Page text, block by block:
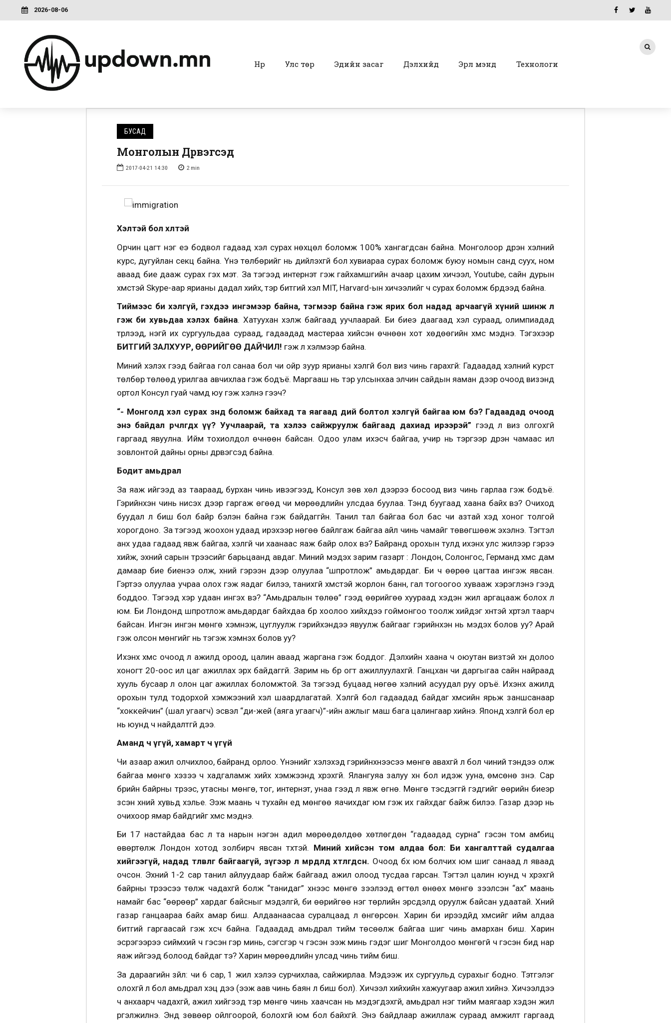
2026-08-06
Нүүр Улс төр Эдийн засаг Дэлхийд Эрүүл мэнд Технологи
БУСАД
Монголын Дүрвэгсэд
2017-04-21 14:30 2 min
Хэлтэй бол хөлтэй
Орчин цагт нэг үеэ бодвол гадаад хэл сурах нөхцөл боломж 100% хангагдсан байна. Монголоор дүүрэн хэлний
курс, дугуйлан секц байна. Үнэ төлбөрийг нь дийлэхгүй бол хувиараа сурах боломж буюу номын санд суух, ном
аваад бие дааж сурах гэх мэт. За тэгээд интернэт гэж гайхамшгийн ачаар цахим хичээл, Youtube, сайн дурын
хүмүүстэй Skype-аар ярианы дадал хийх, тэр битгий хэл MIT, Harvard-ын хичээлийг ч сурах боломж бүрдээд байна.
Тиймээс би хэлгүй, гэхдээ ингэмээр байна, тэгмээр байна гэж ярих бол надад арчаагүй хүний шинж л
гэж би хувьдаа хэлэх байна. Хатуухан хэлж байгаад уучлаарай. Би биеэ даагаад хэл сураад, олимпиадад
түрүүлээд, үнэгүй их сургуульдаа сураад, гадаадад мастераа хийсэн өчнөөн хот хөдөөгийн хүмүүс мэднэ. Тэгэхээр
БИТГИЙ ЗАЛХУУР, ӨӨРИЙГӨӨ ДАЙЧИЛ! гэж л хэлмээр байна.
Миний хэлэх гээд байгаа гол санаа бол чи ойр зуур ярианы хэлгүй бол виз чинь гарахгүй: Гадаадад хэлний курст
төлбөр төлөөд урилгаа авчихлаа гэж бодъё. Маргааш нь тэр улсынхаа элчин сайдын яаман дээр очоод визэнд
ортол Консул гуай чамд юу гэж хэлнэ гээч?
“- Монголд хэл сурах зөндөө боломж байхад та яагаад өдий болтол хэлгүй байгаа юм бэ? Гадаадад очоод
энэ байдал өөрчлөгдөх үү? Уучлаарай, та хэлээ сайжруулж байгаад дахиад ирээрэй” гээд л виз олгохгүй
гаргаад явуулна. Ийм тохиолдол өчнөөн байсан. Одоо улам ихэсч байгаа, учир нь тэрүүгээр дүүрэн чамаас илүү
зовлонтой дайны орны дүрвэгсэд байна.
Бодит амьдрал
За яаж ийгээд аз таараад, бурхан чинь ивээгээд, Консул зөв хөл дээрээ босоод виз чинь гарлаа гэж бодъё.
Гэрийнхэн чинь нисэх дээр гаргаж өгөөд чи мөрөөдлийн улсдаа буулаа. Тэнд буугаад хаана байх вэ? Очиход
буудал л биш бол байр бэлэн байна гэж байдаггүйн. Танил тал байгаа бол бас чи азтай хэд хоног толгой
хорогдоно. За тэгээд жоохон удаад ирэхээр нөгөө байлгаж байгаа айл чинь чамайг төвөгшөөж эхэлнэ. Тэгтэл
анх удаа гадаад явж байгаа, хэлгүй чи хаанаас яаж байр олох вэ? Байранд орохын тулд ихэнх улс жилээр гэрээ
хийж, эхний сарын түрээсийг барьцаанд авдаг. Миний мэдэх зарим газарт : Лондон, Солонгос, Германд хүмүүс дам
дамаар бие биенээ олж, хүний гэрээн дээр олуулаа “шпротлож” амьдардаг. Би ч өөрөө цагтаа ингэж явсан.
Гэртээ олуулаа учраа олох гэж яадаг билээ, танихгүй хүмүүстэй жорлон банн, гал тогоогоо хувааж хэрэглэнэ гээд
боддоо. Тэгээд хэр удаан ингэх вэ? “Амьдралын төлөө” гээд өөрийгөө хуураад хэдэн жил аргацааж болох л
юм. Би Лондонд шпротлож амьдардаг байхдаа бүр хоолоо хийхдээ гоймонгоо тоолж хийдэг хүнтэй хүртэл таарч
байсан. Ингэн ингэн мөнгө хэмнэж, цуглуулж гэрийхэндээ явуулж байгааг гэрийнхэн нь мэдэх болов уу? Арай
гэж олсон мөнгийг нь тэгэж хэмнэх болов уу?
Ихэнх хүмүүс очоод л ажилд ороод, цалин аваад жаргана гэж боддог. Дэлхийн хаана ч оюутан визтэй хүн долоо
хоногт 20-оос илүү цаг ажиллах эрх байдаггүй. Зарим нь бүр огт ажиллуулахгүй. Ганцхан чи даргыгаа сайн найраад
хууль бусаар л олон цаг ажиллах боломжтой. За тэгээд буцаад нөгөө хэлний асуудал руу оръё. Ихэнх ажилд
орохын тулд тодорхой хэмжээний хэл шаардлагатай. Хэлгүй бол гадаадад байдаг хүмүүсийн ярьж заншсанаар
“хоккейчин” (шал угаагч) эсвэл “ди-жей (аяга угаагч)”-ийн ажлыг маш бага цалингаар хийнэ. Японд хэлгүй бол ер
нь юунд ч найдалтгүй дээ.
Аманд ч үгүй, хамарт ч үгүй
Чи азаар ажил олчихлоо, байранд орлоо. Үнэнийг хэлэхэд гэрийнхнээсээ мөнгө авахгүй л бол чиний тэндээ олж
байгаа мөнгө хэзээ ч хадгаламж хийх хэмжээнд хүрэхгүй. Ялангуяа залуу хүн бол идэж ууна, өмсөнө зүүнэ. Сар
бүрийн байрны түрээс, утасны мөнгө, тог, интернэт, унаа гээд л явж өгнө. Мөнгө тэсдэггүй гэдгийг өөрийн биеэр
үзсэн хүний хувьд хэлье. Ээж маань ч тухайн үед мөнгөө яачихдаг юм гэж их гайхдаг байж билээ. Газар дээр нь
очихоор ямар байдгийг хүмүүс мэднэ.
Би 17 настайдаа бас л та нарын нэгэн адил мөрөөдөлдөө хөтлөгдөн “гадаадад сурна” гэсэн том амбиц
өвөртөлж Лондон хотод золбирч явсан түүхтэй. Миний хийсэн том алдаа бол: Би хангалттай судалгаа
хийгээгүй, надад төлөвлөгөө байгаагүй, зүгээр л мөрөөдөлдөө хөтлөгдсөн. Очоод бүх юм болчих юм шиг санаад л яваад
очсон. Эхний 1-2 сар танил айлуудаар байж байгаад ажил олоод тусдаа гарсан. Тэгтэл цалин юунд ч хүрэхгүй
байрны түрээсээ төлж чадахгүй болж “танидаг” хүнээс мөнгө зээлээд өгтөл өнөөх мөнгө зээлсэн “ах” маань
намайг бас “өөрөөр” хардаг байсныг мэдэлгүй, би өөрийгөө нэг төрлийн эрсдэлд оруулж байсан удаатай. Хүний
газар ганцаараа байх амар биш. Алдаанаасаа суралцаад л өнгөрсөн. Харин би ирээдүйд хүмүүсийг ийм алдаа
битгий гаргаасай гэж хүсч байна. Гадаадад амьдрал тийм төсөөлж байгаа шиг чинь амархан биш. Харин
эсрэгээрээ сиймхий ч гэсэн гэр минь, сэгсгэр ч гэсэн ээж минь гэдэг шиг Монголдоо мөнгөгүй ч гэсэн бид нар
яаж ийгээд болоод байдаг тэ? Харин мөрөөдлийн улсад чинь тийм биш.
За дараагийн зүйл: чи 6 сар, 1 жил хэлээ сурчихлаа, сайжирлаа. Мэдээж их сургуульд сурахыг бодно. Тэтгэлэг
олохгүй л бол амьдрал хэцүү дээ (ээж аав чинь баян л биш бол). Хичээл хийхийн хажуугаар ажил хийнэ. Хичээлдээ
ч анхаарч чадахгүй, ажил хийгээд тэр мөнгө чинь хаачсан нь мэдэгдэхгүй, амьдрал нэг тийм маягаар хэдэн жил
үргэлжилнэ. Энд зөвөөр ойлгоорой, болохгүй юм бол байхгүй. Энэ байдлаар ажиллаж сураад амжилт гаргаад